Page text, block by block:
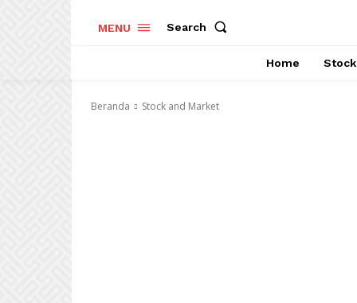
MENU Search
Home
Beranda Stock and Market